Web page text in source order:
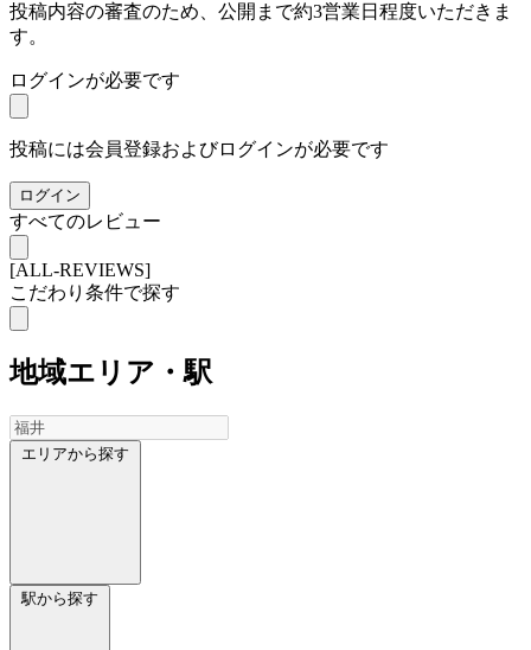
投稿内容の審査のため、公開まで約3営業日程度いただきま
す。
ログインが必要です
投稿には会員登録およびログインが必要です
ログイン
すべてのレビュー
[ALL-REVIEWS]
こだわり条件で探す
地域エリア・駅
エリアから探す
駅から探す